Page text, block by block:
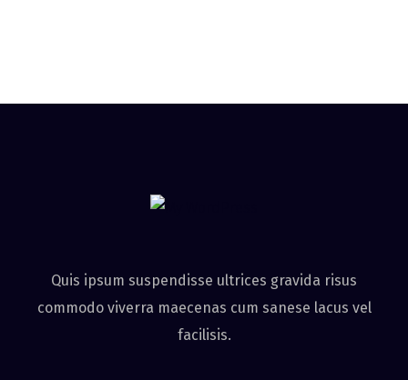
Quis ipsum suspendisse ultrices gravida risus
commodo viverra maecenas cum sanese lacus vel
facilisis.